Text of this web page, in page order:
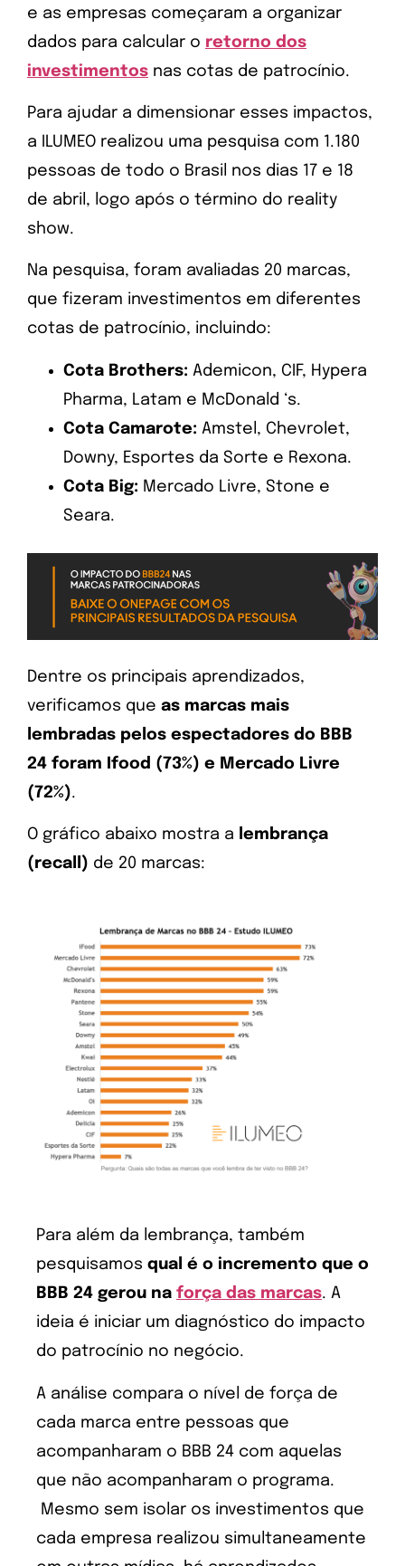
e as empresas começaram a organizar
dados para calcular o retorno dos
investimentos nas cotas de patrocínio.
Para ajudar a dimensionar esses impactos,
a ILUMEO realizou uma pesquisa com 1.180
pessoas de todo o Brasil nos dias 17 e 18
de abril, logo após o término do reality
show.
Na pesquisa, foram avaliadas 20 marcas,
que fizeram investimentos em diferentes
cotas de patrocínio, incluindo:
Cota Brothers: Ademicon, CIF, Hypera
Pharma, Latam e McDonald ‘s.
Cota Camarote: Amstel, Chevrolet,
Downy, Esportes da Sorte e Rexona.
Cota Big: Mercado Livre, Stone e
Seara.
Dentre os principais aprendizados,
verificamos que as marcas mais
lembradas pelos espectadores do BBB
24 foram Ifood (73%) e Mercado Livre
(72%).
O gráfico abaixo mostra a
lembrança
(recall) de 20 marcas:
Para além da lembrança, também
pesquisamos qual é o incremento que o
BBB 24 gerou na força das marcas. A
ideia é iniciar um diagnóstico do impacto
do patrocínio no negócio.
A análise compara o nível de força de
cada marca entre pessoas que
acompanharam o BBB 24 com aquelas
que não acompanharam o programa.
Mesmo sem isolar os investimentos que
cada empresa realizou simultaneamente